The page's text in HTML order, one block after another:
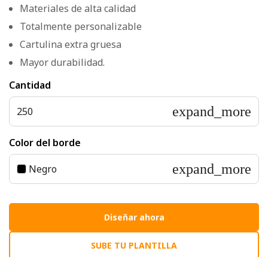
Materiales de alta calidad
Totalmente personalizable
Cartulina extra gruesa
Mayor durabilidad.
Cantidad
250
expand_more
Color del borde
Negro
expand_more
Diseňar ahora
SUBE TU PLANTILLA